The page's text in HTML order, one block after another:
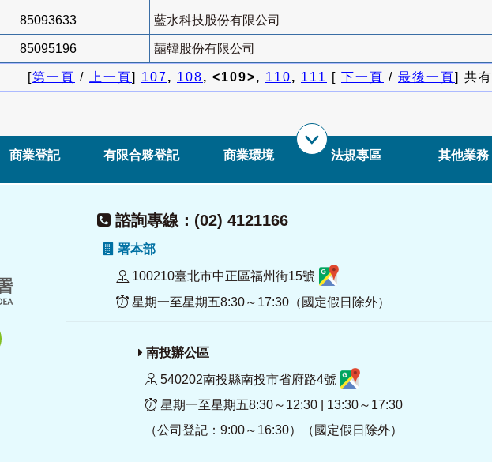
85093633 藍水科技股份有限公司
85095196 囍韓股份有限公司
[第一頁 / 上一頁] 107, 108, <109>, 110, 111 [ 下一頁 / 最後一頁] 共有
商業登記 有限合夥登記 商業環境 法規專區 其他業務
諮詢專線：(02) 4121166
署本部
100210臺北市中正區福州街15號
星期一至星期五8:30～17:30（國定假日除外）
南投辦公區
540202南投縣南投市省府路4號
星期一至星期五8:30～12:30 | 13:30～17:30
（公司登記：9:00～16:30）（國定假日除外）